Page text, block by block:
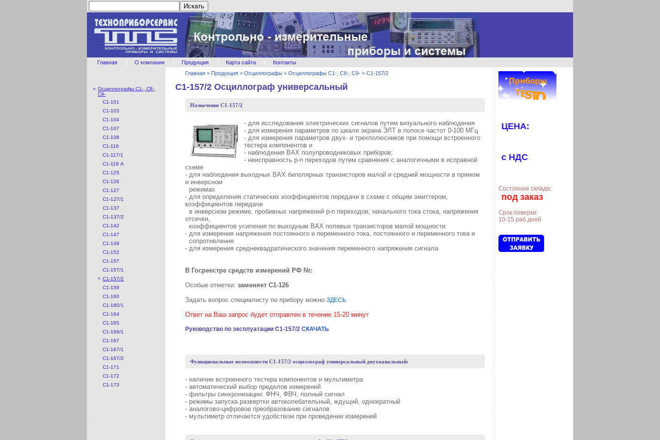
Главная О компании Продукция Карта сайта Контакты
» Осциллографы С1-, С8-,
С9-
С1-101
С1-103
С1-104
C1-107
С1-108
С1-116
С1-117/1
С1-118 А
С1-125
С1-126
С1-127
С1-127/1
С1-137
С1-137/2
С1-142
С1-147
С1-149
С1-152
С1-157
С1-157/1
» С1-157/2
С1-159
С1-160
С1-160/1
С1-164
С1-165
С1-166/1
С1-167
С1-167/1
С1-167/2
С1-171
С1-172
С1-173
Главная > Продукция > Осциллографы > Осциллографы С1-, С8-, С9- > С1-157/2
С1-157/2 Осциллограф универсальный
Назначение С1-157/2
- для исследования электрических сигналов путем визуального наблюдения
- для измерения параметров по шкале экрана ЭЛТ в полосе частот 0-100 МГц
- для измерения параметров двух- и трехполюсников при помощи встроенного
тестера компонентов и
- наблюдения ВАХ полупроводниковых приборов;
- неисправность р-n переходов путем сравнения с аналогичными в исправной
схеме
- для наблюдения выходных ВАХ биполярных транзисторов малой и средней мощности в прямом
и инверсном
режимах
- для определения статических коэффициентов передачи в схеме с общим эмиттером,
коэффициентов передачи
в инверсном режиме, пробивных напряжений р-n переходов; начального тока стока, напряжения
отсечки,
коэффициентов усиления по выходным ВАХ полевых транзисторов малой мощности
- для измерения напряжения постоянного и переменного тока, постоянного и переменного тока и
сопротивления
- для измерения среднеквадратического значения переменного напряжения сигнала
В Госреестре средств измерений РФ №:
Особые отметки: заменяет С1-126
Задать вопрос специалисту по прибору можно ЗДЕСЬ
Ответ на Ваш запрос будет отправлен в течение 15-20 минут
Руководство по эксплуатации С1-157/2 СКАЧАТЬ
Функциональные возможности С1-157/2 осциллограф универсальный двухканальный:
- наличие встроенного тестера компонентов и мультиметра
- автоматический выбор пределов измерений
- фильтры синхронизации: ФНЧ, ФВЧ, полный сигнал
- режимы запуска развертки автоколебательный, ждущий, однократный
- аналогово-цифровое преобразование сигналов
- мультиметр отличается удобством при проведении измерений
ЦЕНА:
с НДС
Состояние склада:
под заказ
Срок поверки:
10-15 раб.дней